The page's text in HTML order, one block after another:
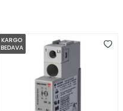
KARGO
BEDAVA